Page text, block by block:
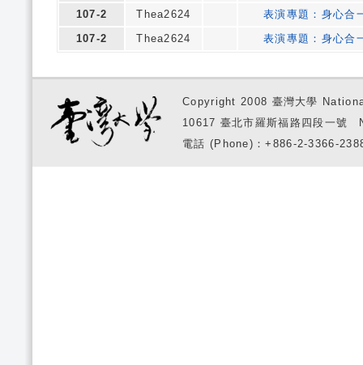
107-2
Thea2624
表演專題：身心合
107-2
Thea2624 表演專題：身心合
Copyright 2008 臺灣大學
10617 臺北市羅斯福路四段一
電話 (Phone)：+886-2-3366-